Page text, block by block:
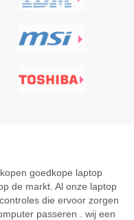
goedkope laptop
de markt. Al onze laptop
die ervoor zorgen
passeren . wij een